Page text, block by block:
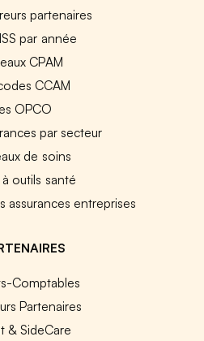
partenaires
par année
CPAM
CCAM
OPCO
par secteur
de soins
outils santé
assurances entreprises
Comptables
Partenaires
& SideCare